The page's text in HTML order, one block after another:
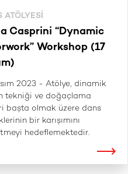
ATÖLYESI
Casprini “Dynamic
Workshop (17
2023 - Atölye, dinamik
tekniği ve doğaçlama
başta olmak üzere dans
bir karışımını
hedeflemektedir.